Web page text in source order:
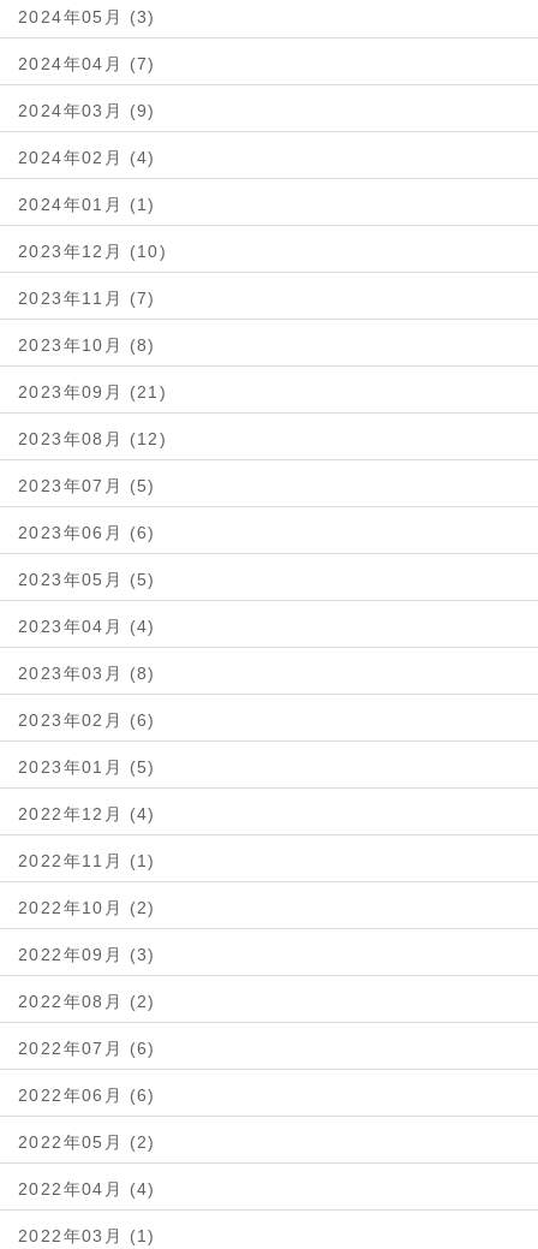
2024年05月 (3)
2024年04月 (7)
2024年03月 (9)
2024年02月 (4)
2024年01月 (1)
2023年12月 (10)
2023年11月 (7)
2023年10月 (8)
2023年09月 (21)
2023年08月 (12)
2023年07月 (5)
2023年06月 (6)
2023年05月 (5)
2023年04月 (4)
2023年03月 (8)
2023年02月 (6)
2023年01月 (5)
2022年12月 (4)
2022年11月 (1)
2022年10月 (2)
2022年09月 (3)
2022年08月 (2)
2022年07月 (6)
2022年06月 (6)
2022年05月 (2)
2022年04月 (4)
2022年03月 (1)